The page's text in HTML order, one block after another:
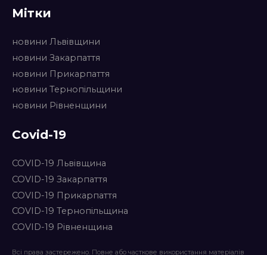
Мітки
новини Львівщини
новини Закарпаття
новини Прикарпаття
новини Тернопільщини
новини Рівненщини
Covid-19
COVID-19 Львівщина
COVID-19 Закарпаття
COVID-19 Прикарпаття
COVID-19 Тернопільщина
COVID-19 Рівненщина
Всі права застережено. Повне або часткове використання матеріалів